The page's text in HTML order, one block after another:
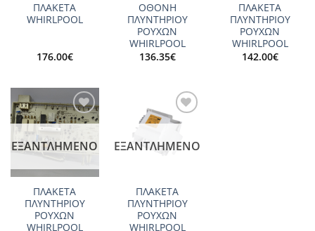
ΠΛΑΚΕΤΑ
WHIRLPOOL
176.00€
ΟΘΟΝΗ
ΠΛΥΝΤΗΡΙΟΥ
ΡΟΥΧΩΝ
WHIRLPOOL
136.35€
ΠΛΑΚΕΤΑ
ΠΛΥΝΤΗΡΙΟΥ
ΡΟΥΧΩΝ
WHIRLPOOL
142.00€
Add to
wishlist
ΕΞΑΝΤΛΗΜΈΝΟ
ΠΛΑΚΕΤΑ
ΠΛΥΝΤΗΡΙΟΥ
ΡΟΥΧΩΝ
WHIRLPOOL
Add to
ΕΞΑΝΤΛΗΜΈΝΟ
ΠΛΑΚΕΤΑ
ΠΛΥΝΤΗΡΙΟΥ
ΡΟΥΧΩΝ
WHIRLPOOL